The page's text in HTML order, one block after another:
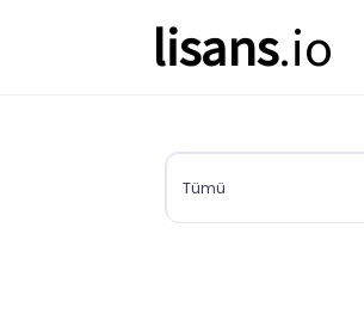
lisans.io
Tümü